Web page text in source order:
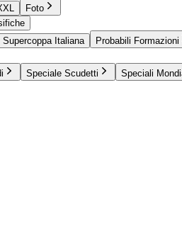
Foto
Supercoppa Italiana Probabili Formazioni
Speciale Scudetti Speciali